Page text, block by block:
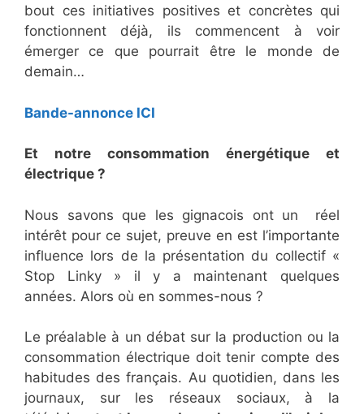
bout ces initiatives positives et concrètes qui
fonctionnent déjà, ils commencent à voir
émerger ce que pourrait être le monde de
demain…
Bande-annonce ICI
Et notre consommation énergétique et
électrique ?
Nous savons que les gignacois ont un réel
intérêt pour ce sujet, preuve en est l’importante
influence lors de la présentation du collectif «
Stop Linky » il y a maintenant quelques
années. Alors où en sommes-nous ?
Le préalable à un débat sur la production ou la
consommation électrique doit tenir compte des
habitudes des français. Au quotidien, dans les
journaux, sur les réseaux sociaux, à la